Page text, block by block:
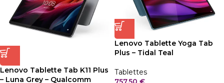
Lenovo Tablette Tab K11 Plus
– Luna Grey – Qualcomm
Lenovo Tablette Yoga Tab
Plus – Tidal Teal
Tablettes